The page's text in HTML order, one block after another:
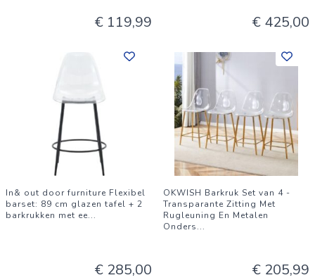
€ 119,99 € 425,00
In& out door furniture Flexibel
barset: 89 cm glazen tafel + 2
barkrukken met ee...
€ 285,00
OKWISH Barkruk Set van 4 -
Transparante Zitting Met
Rugleuning En Metalen
Onders...
€ 205,99